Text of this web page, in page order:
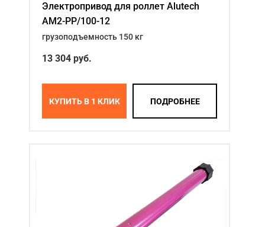
Электропривод для роллет Alutech
AM2-PP/100-12
грузоподъемность 150 кг
13 304 руб.
КУПИТЬ В 1 КЛИК ПОДРОБНЕЕ